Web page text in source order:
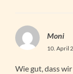
Moni
10. April
Wie gut, dass